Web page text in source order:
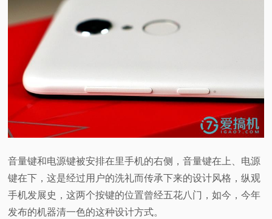
音量键和电源键被安排在里手机的右侧，音量键在上、电源
键在下，这是经过用户的洗礼而传承下来的设计风格，纵观
手机发展史，这两个按键的位置曾经五花八门，如今，今年
发布的机器清一色的这种设计方式。